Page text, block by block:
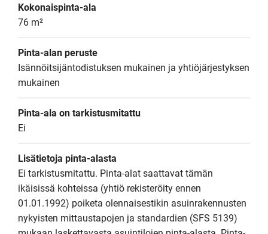
Kokonaispinta-ala
76 m²
Pinta-alan peruste
Isännöitsijäntodistuksen mukainen ja yhtiöjärjestyksen
mukainen
Pinta-ala on tarkistusmitattu
Ei
Lisätietoja pinta-alasta
Ei tarkistusmitattu. Pinta-alat saattavat tämän
ikäisissä kohteissa (yhtiö rekisteröity ennen
01.01.1992) poiketa olennaisestikin asuinrakennusten
nykyisten mittaustapojen ja standardien (SFS 5139)